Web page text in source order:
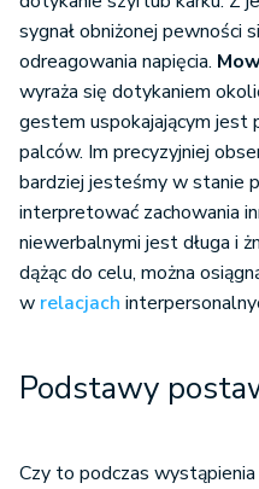
sygnał obniżonej pewności
odreagowania napięcia.
wyraża się dotykaniem
gestem uspokajającym jest
palców. Im precyzyjniej
bardziej jesteśmy w stanie
interpretować zachowania
niewerbalnymi jest długa i
dążąc do celu, można
w relacjach
Podstawy
Czy to podczas